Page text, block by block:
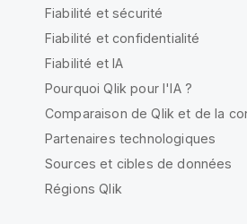
Fiabilité et sécurité
Fiabilité et confidentialité
Fiabilité et IA
Pourquoi Qlik pour l'IA ?
Comparaison de Qlik et de la
Partenaires technologiques
Sources et cibles de données
Régions Qlik